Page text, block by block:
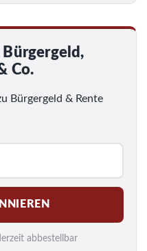
Co.
Bürgergeld & Rente
abbestellbar